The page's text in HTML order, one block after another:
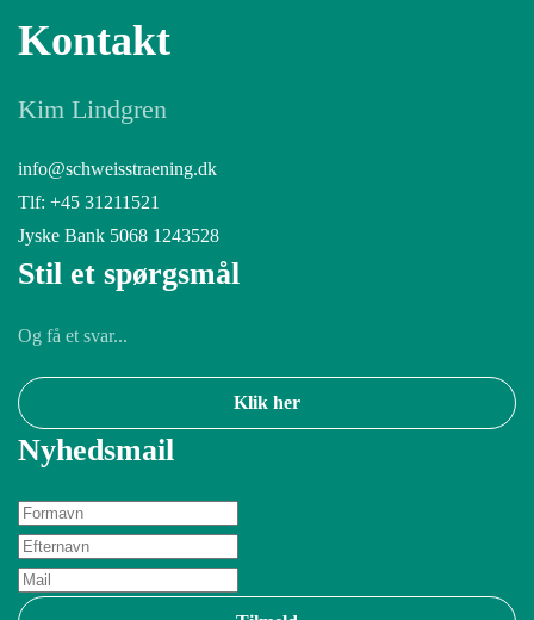
Kontakt
Kim Lindgren
info@schweisstraening.dk
Tlf: +45 31211521
Jyske Bank 5068 1243528
Stil et spørgsmål
Og få et svar...
Klik her
Nyhedsmail